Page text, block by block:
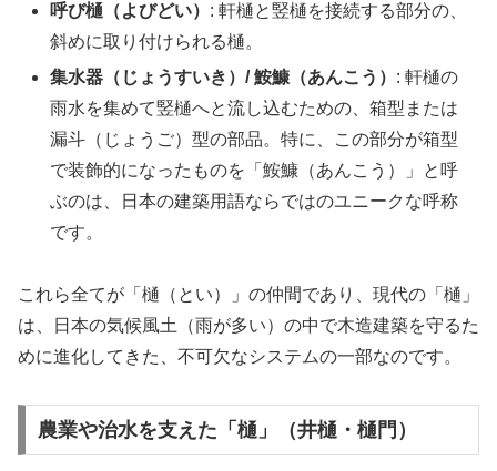
呼び樋（よびどい） : 軒樋と竪樋を接続する部分の、
斜めに取り付けられる樋。
集水器（じょうすいき）/ 鮟鱇（あんこう） : 軒樋の
雨水を集めて竪樋へと流し込むための、箱型または
漏斗（じょうご）型の部品。特に、この部分が箱型
で装飾的になったものを「鮟鱇（あんこう）」と呼
ぶのは、日本の建築用語ならではのユニークな呼称
です。
これら全てが「樋（とい）」の仲間であり、現代の「樋」
は、日本の気候風土（雨が多い）の中で木造建築を守るた
めに進化してきた、不可欠なシステムの一部なのです。
農業や治水を支えた「樋」（井樋・樋門）